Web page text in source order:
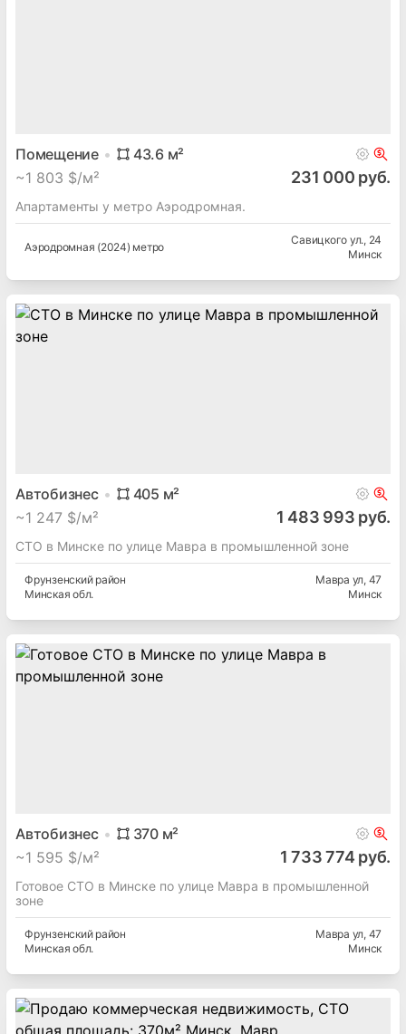
Помещение 43.6м²
~1 803 $/м² 231 000 руб.
Апартаменты у метро Аэродромная.
Аэродромная (2024) метро
Савицкого ул., 24
Минск
Автобизнес 405 м²
~1 247 $/м² 1 483 993 руб.
СТО в Минске по улице Мавра в промышленной зоне
Фрунзенский район
Минская обл.
Мавра ул, 47
Минск
Автобизнес 370м²
~1 595 $/м² 1 733 774 руб.
Готовое СТО в Минске по улице Мавра в промышленной
зоне
Фрунзенский район
Минская обл.
Мавра ул, 47
Минск